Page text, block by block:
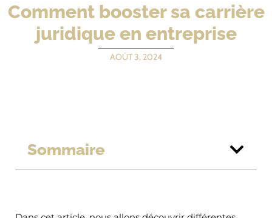
Comment booster sa carrière
juridique en entreprise
AOÛT 3, 2024
Sommaire